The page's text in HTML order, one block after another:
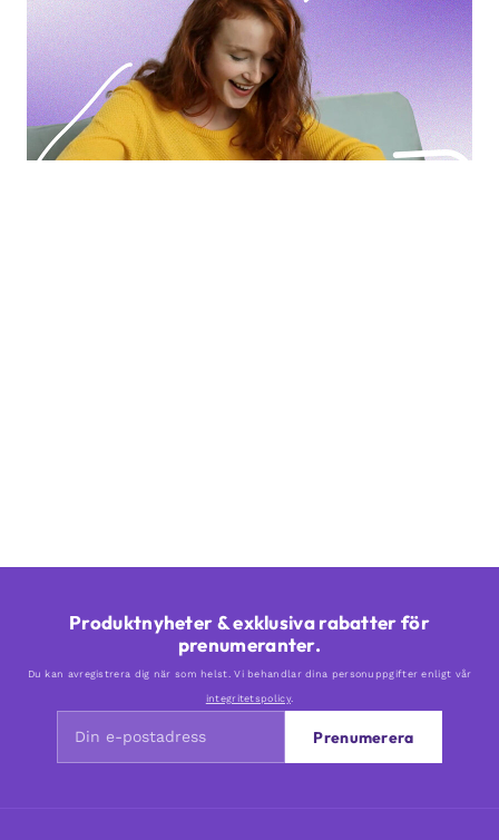
Produktnyheter & exklusiva rabatter för
prenumeranter.
Du kan avregistrera dig när som helst. Vi behandlar dina personuppgifter enligt vår
integritetspolicy.
Prenumerera